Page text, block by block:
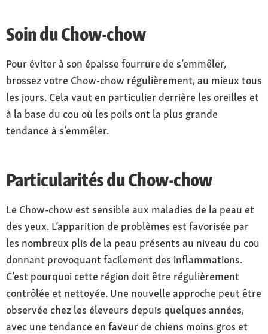
Soin du Chow-chow
Pour éviter à son épaisse fourrure de s’emmêler,
brossez votre Chow-chow régulièrement, au mieux tous
les jours. Cela vaut en particulier derrière les oreilles et
à la base du cou où les poils ont la plus grande
tendance à s’emmêler.
Particularités du Chow-chow
Le Chow-chow est sensible aux maladies de la peau et
des yeux. L’apparition de problèmes est favorisée par
les nombreux plis de la peau présents au niveau du cou
donnant provoquant facilement des inflammations.
C’est pourquoi cette région doit être régulièrement
contrôlée et nettoyée. Une nouvelle approche peut être
observée chez les éleveurs depuis quelques années,
avec une tendance en faveur de chiens moins gros et